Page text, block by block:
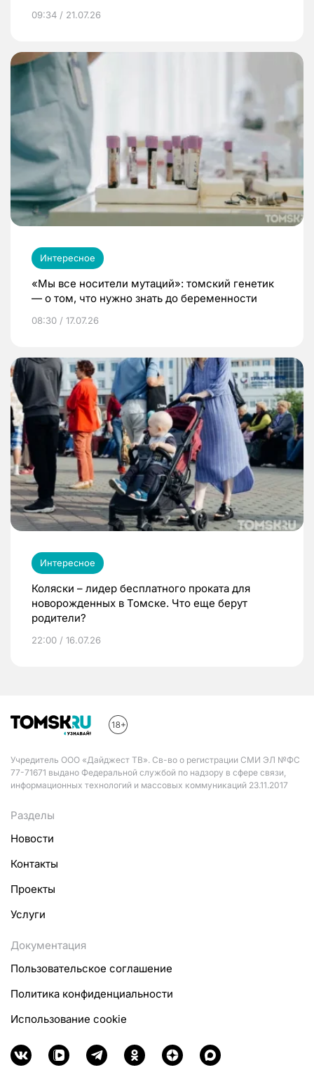
09:34 / 21.07.26
Интересное
«Мы все носители мутаций»: томский генетик
— о том, что нужно знать до беременности
08:30 / 17.07.26
Интересное
Коляски – лидер бесплатного проката для
новорожденных в Томске. Что еще берут
родители?
22:00 / 16.07.26
Учредитель ООО «Дайджест ТВ». Св-во о регистрации СМИ ЭЛ №ФС
77-71671 выдано Федеральной службой по надзору в сфере связи,
информационных технологий и массовых коммуникаций 23.11.2017
Разделы
Новости
Контакты
Проекты
Услуги
Документация
Пользовательское соглашение
Политика конфиденциальности
Использование cookie